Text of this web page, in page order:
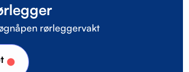
rørleggervakt